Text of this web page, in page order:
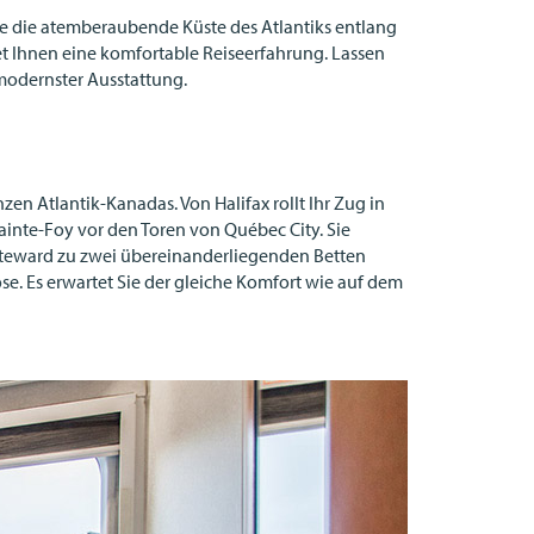
atemberaubende Küste des Atlantiks entlang
Ihnen eine komfortable Reiseerfahrung. Lassen
Ausstattung.
Atlantik-Kanadas. Von Halifax rollt Ihr Zug in
Foy vor den Toren von Québec City. Sie
zu zwei übereinanderliegenden Betten
Es erwartet Sie der gleiche Komfort wie auf dem